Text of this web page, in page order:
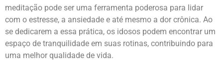
meditação pode ser uma ferramenta poderosa para lidar
com o estresse, a ansiedade e até mesmo a dor crônica. Ao
se dedicarem a essa prática, os idosos podem encontrar um
espaço de tranquilidade em suas rotinas, contribuindo para
uma melhor qualidade de vida.